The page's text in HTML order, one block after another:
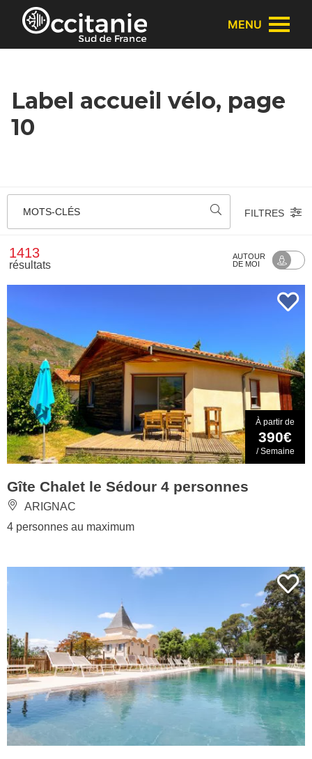
Panneau de gestion des cookies
MENU
Label accueil vélo, page
10
MOTS-CLÉS FILTRES
1413
résultats
AUTOUR
DE MOI
À partir de
390€
/ Semaine
Gîte Chalet le Sédour 4 personnes
ARIGNAC
4 personnes au maximum